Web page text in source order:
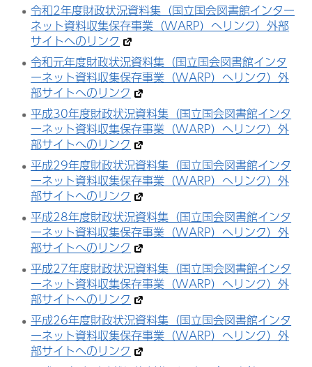
令和2年度財政状況資料集（国立国会図書館インター
ネット資料収集保存事業（WARP）へリンク）外部
サイトへのリンク
令和元年度財政状況資料集（国立国会図書館インタ
ーネット資料収集保存事業（WARP）へリンク）外
部サイトへのリンク
平成30年度財政状況資料集（国立国会図書館インタ
ーネット資料収集保存事業（WARP）へリンク）外
部サイトへのリンク
平成29年度財政状況資料集（国立国会図書館インタ
ーネット資料収集保存事業（WARP）へリンク）外
部サイトへのリンク
平成28年度財政状況資料集（国立国会図書館インタ
ーネット資料収集保存事業（WARP）へリンク）外
部サイトへのリンク
平成27年度財政状況資料集（国立国会図書館インタ
ーネット資料収集保存事業（WARP）へリンク）外
部サイトへのリンク
平成26年度財政状況資料集（国立国会図書館インタ
ーネット資料収集保存事業（WARP）へリンク）外
部サイトへのリンク